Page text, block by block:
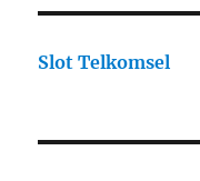
Slot Telkomsel